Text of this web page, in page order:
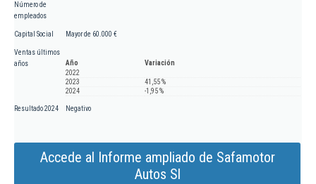
Número de
empleados
Capital Social Mayor de 60.000 €
Ventas últimos
años
Año
Variación
2022
2023
41,55 %
2024
-1,95 %
Resultado 2024 Negativo
Accede al Informe ampliado de Safamotor
Autos Sl